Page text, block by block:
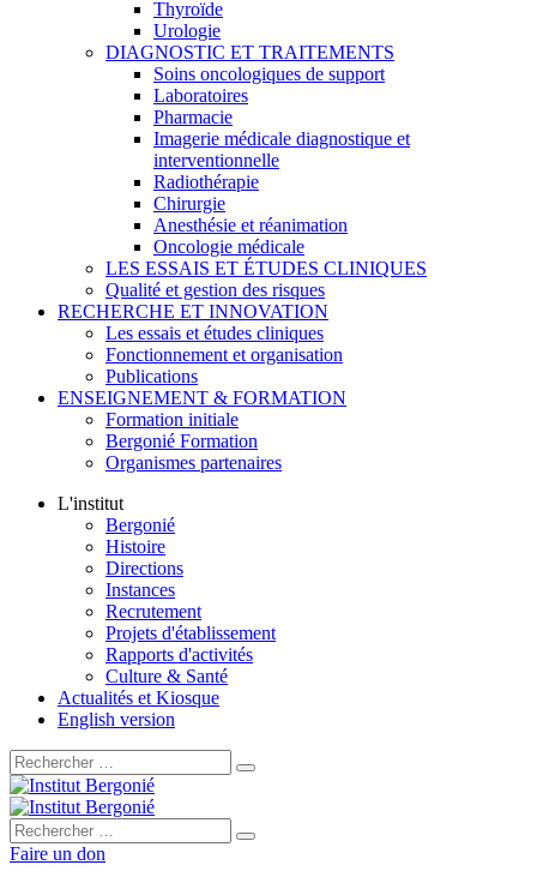
Thyroïde
Urologie
DIAGNOSTIC ET TRAITEMENTS
Soins oncologiques de support
Laboratoires
Pharmacie
Imagerie médicale diagnostique et
interventionnelle
Radiothérapie
Chirurgie
Anesthésie et réanimation
Oncologie médicale
LES ESSAIS ET ÉTUDES CLINIQUES
Qualité et gestion des risques
RECHERCHE ET INNOVATION
Les essais et études cliniques
Fonctionnement et organisation
Publications
ENSEIGNEMENT & FORMATION
Formation initiale
Bergonié Formation
Organismes partenaires
L'institut
Bergonié
Histoire
Directions
Instances
Recrutement
Projets d'établissement
Rapports d'activités
Culture & Santé
Actualités et Kiosque
English version
Rechercher :
Rechercher :
Faire un don